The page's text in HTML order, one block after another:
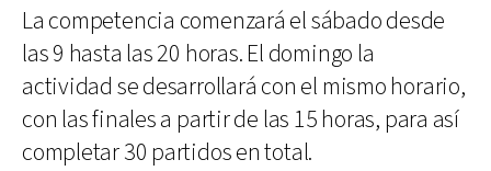
La competencia comenzará el sábado desde
las 9 hasta las 20 horas. El domingo la
actividad se desarrollará con el mismo horario,
con las finales a partir de las 15 horas, para así
completar 30 partidos en total.